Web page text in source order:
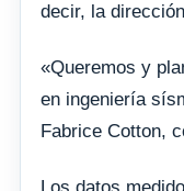
decir, la
«Queremos y
en ingeniería
Fabrice Cotton,